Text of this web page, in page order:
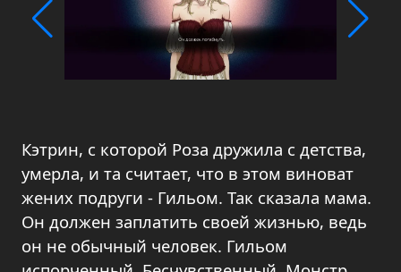
Кэтрин, с которой Роза дружила с детства,
умерла, и та считает, что в этом виноват
жених подруги - Гильом. Так сказала мама.
Он должен заплатить своей жизнью, ведь
он не обычный человек. Гильом